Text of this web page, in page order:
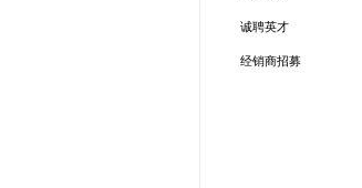
诚聘英才
经销商招募